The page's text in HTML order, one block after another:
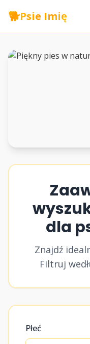
🐕Psie Imię
dla
Znajdź
Filtruj
Płeć